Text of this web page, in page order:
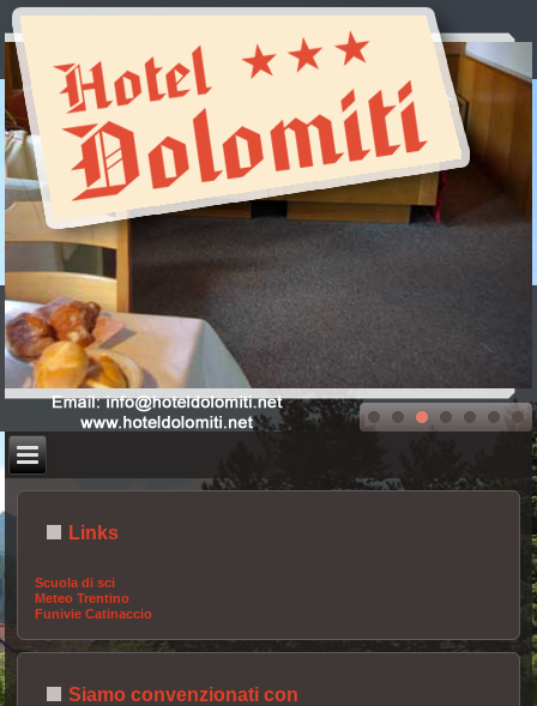
Links
Scuola di sci
Meteo Trentino
Funivie Catinaccio
Siamo convenzionati con